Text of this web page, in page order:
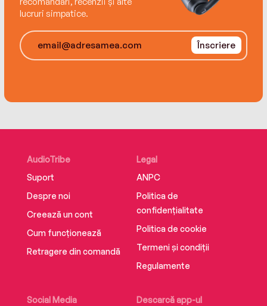
lucruri simpatice.
Înscriere
AudioTribe
Suport
Despre noi
Creează un cont
Cum funcționează
Retragere din comandă
Social Media
Descarcă app-ul
Legal
ANPC
Politica de
confidențialitate
Politica de cookie
Termeni și condiții
Regulamente